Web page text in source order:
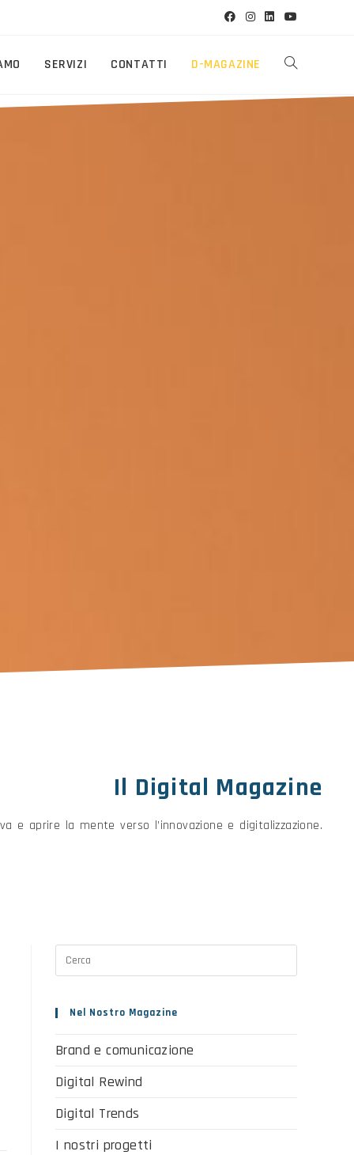
SERVIZI CONTATTI D-MAGAZINE
Il Digital Magazine
e aprire la mente verso l’innovazione e digitalizzazione.
Nel Nostro Magazine
Brand e comunicazione
Digital Rewind
Digital Trends
I nostri progetti